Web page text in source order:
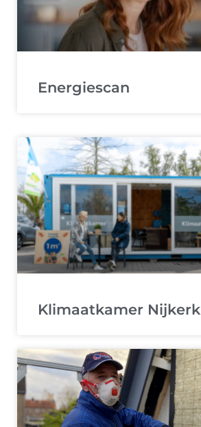
Energiescan
Klimaatkamer Nijkerk